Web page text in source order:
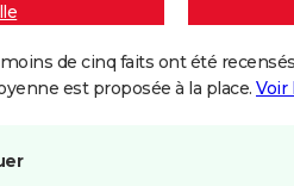
de cinq faits ont été
est proposée à la place. Voir